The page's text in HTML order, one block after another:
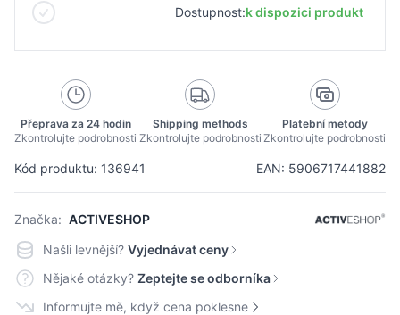
Kód produktu: 136941 EAN: 5906717441882
Značka: ACTIVESHOP
Dostupnost:k dispozici produkt
Přeprava za 24 hodin
Zkontrolujte podrobnosti
Shipping methods
Zkontrolujte podrobnosti
Platební metody
Zkontrolujte podrobnosti
Našli levnější? Vyjednávat ceny
Nějaké otázky? Zeptejte se odborníka
Informujte mě, když cena poklesne